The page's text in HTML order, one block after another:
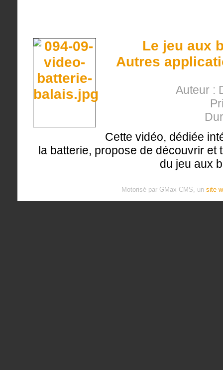
Le jeu aux
Autres
Auteur :
Cette vidéo, dédiée
la batterie, propose de découvrir
du jeu aux
Motorisé par GMax CMS, un site